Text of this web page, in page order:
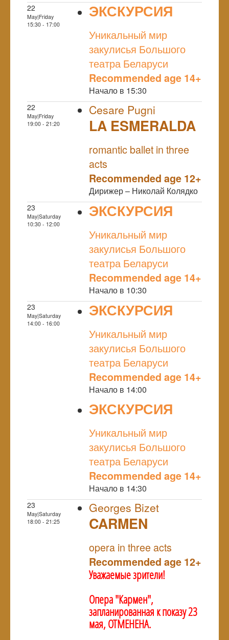
22
May|Friday
15:30 - 17:00
ЭКСКУРСИЯ
Уникальный мир
закулисья Большого
театра Беларуси
Recommended age 14+
Начало в 15:30
22
May|Friday
19:00 - 21:20
Cesare Pugni
LA ESMERALDA
romantic ballet in three
acts
Recommended age 12+
Дирижер – Николай Колядко
23
May|Saturday
10:30 - 12:00
ЭКСКУРСИЯ
Уникальный мир
закулисья Большого
театра Беларуси
Recommended age 14+
Начало в 10:30
23
May|Saturday
14:00 - 16:00
ЭКСКУРСИЯ
Уникальный мир
закулисья Большого
театра Беларуси
Recommended age 14+
Начало в 14:00
ЭКСКУРСИЯ
Уникальный мир
закулисья Большого
театра Беларуси
Recommended age 14+
Начало в 14:30
23
May|Saturday
18:00 - 21:25
Georges Bizet
CARMEN
opera in three acts
Recommended age 12+
Уважаемые зрители!
Опера "Кармен",
запланированная к показу 23
мая, ОТМЕНЕНА.